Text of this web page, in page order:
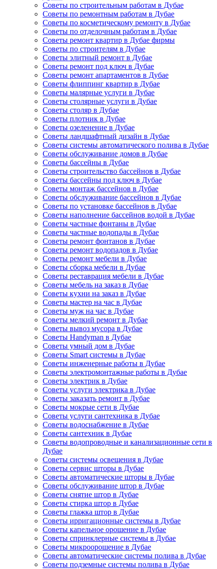
Советы по строительным работам в Дубае
Советы по ремонтным работам в Дубае
Советы по косметическому ремонту в Дубае
Советы по отделочным работам в Дубае
Советы ремонт квартир в Дубае фирмы
Советы по строителям в Дубае
Советы элитный ремонт в Дубае
Советы ремонт под ключ в Дубае
Советы ремонт апартаментов в Дубае
Советы флиппинг квартир в Дубае
Советы малярные услуги в Дубае
Советы столярные услуги в Дубае
Советы столяр в Дубае
Советы плотник в Дубае
Советы озеленение в Дубае
Советы ландшафтный дизайн в Дубае
Советы системы автоматического полива в Дубае
Советы обслуживание домов в Дубае
Советы бассейны в Дубае
Советы строительство бассейнов в Дубае
Советы бассейны под ключ в Дубае
Советы монтаж бассейнов в Дубае
Советы обслуживание бассейнов в Дубае
Советы по установке бассейнов в Дубае
Советы наполнение бассейнов водой в Дубае
Советы частные фонтаны в Дубае
Советы частные водопады в Дубае
Советы ремонт фонтанов в Дубае
Советы ремонт водопадов в Дубае
Советы ремонт мебели в Дубае
Советы сборка мебели в Дубае
Советы реставрация мебели в Дубае
Советы мебель на заказ в Дубае
Советы кухни на заказ в Дубае
Советы мастер на час в Дубае
Советы муж на час в Дубае
Советы мелкий ремонт в Дубае
Советы вывоз мусора в Дубае
Советы Handyman в Дубае
Советы умный дом в Дубае
Советы Smart системы в Дубае
Советы инженерные работы в Дубае
Советы электромонтажные работы в Дубае
Советы электрик в Дубае
Советы услуги электрика в Дубае
Советы заказать ремонт в Дубае
Советы мокрые сети в Дубае
Советы услуги сантехника в Дубае
Советы водоснабжение в Дубае
Советы сантехник в Дубае
Советы водопроводные и канализационные сети в
Дубае
Советы системы освещения в Дубае
Советы сервис шторы в Дубае
Советы автоматические шторы в Дубае
Советы обслуживание штор в Дубае
Советы снятие штор в Дубае
Советы стирка штор в Дубае
Советы глажка штор в Дубае
Советы ирригационные системы в Дубае
Советы капельное орошение в Дубае
Советы спринклерные системы в Дубае
Советы микроорошение в Дубае
Советы автоматические системы полива в Дубае
Советы подземные системы полива в Дубае